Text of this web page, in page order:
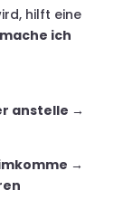
hilft eine
ich
anstelle →
→